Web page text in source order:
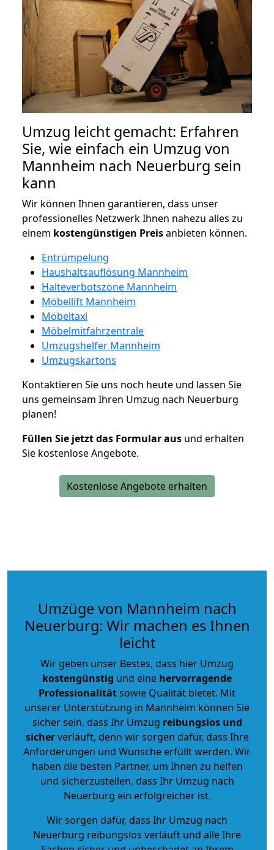
Umzug leicht gemacht: Erfahren
Sie, wie einfach ein Umzug von
Mannheim nach Neuerburg sein
kann
Wir können Ihnen garantieren, dass unser
professionelles Netzwerk Ihnen nahezu alles zu
einem kostengünstigen Preisanbieten können.
Entrümpelung
Haushaltsauflösung Mannheim
Halteverbotszone Mannheim
Möbellift Mannheim
Möbeltaxi
Möbelmitfahrzentrale
Umzugshelfer Mannheim
Umzugskartons
Kontaktieren Sie uns noch heute und lassen Sie
uns gemeinsam Ihren Umzug nach Neuerburg
planen!
Füllen Sie jetzt das Formular aus und erhalten
Sie kostenlose Angebote.
Kostenlose Angebote erhalten
Umzüge von Mannheim nach
Neuerburg: Wir machen es Ihnen
leicht
Wir geben unser Bestes, dass hier Umzug
kostengünstig und eine hervorragende
Professionalitätsowie Qualität bietet. Mit
unserer Unterstützung in Mannheim können Sie
sicher sein, dass Ihr Umzug reibungslos und
sicherverläuft, denn wir sorgen dafür, dass Ihre
Anforderungen und Wünsche erfüllt werden. Wir
haben die besten Partner, um Ihnen zu helfen
und sicherzustellen, dass Ihr Umzug nach
Neuerburg ein erfolgreicher ist.
Wir sorgen dafür, dass Ihr Umzug nach
Neuerburg reibungslos verläuft und alle Ihre